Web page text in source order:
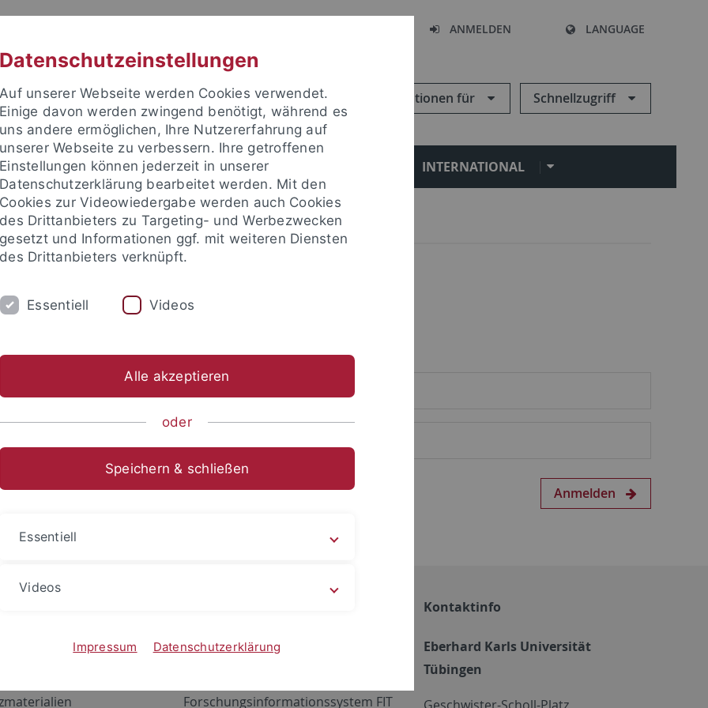
ANMELDEN LANGUAGE
Informationen für Schnellzugriff
FORSCHUNG EINRICHTUNGEN INTERNATIONAL
um sich anzumelden:
Anmelden
Netzwerk
ALMA
Forschungsinformationssystem FIT
Kontaktinfo
Eberhard Karls Universität
Tübingen
Datenschutzeinstellungen
Auf unserer Webseite werden Cookies verwendet.
Einige davon werden zwingend benötigt, während es
uns andere ermöglichen, Ihre Nutzererfahrung auf
unserer Webseite zu verbessern. Ihre getroffenen
Einstellungen können jederzeit in unserer
Datenschutzerklärung bearbeitet werden. Mit den
Cookies zur Videowiedergabe werden auch Cookies
des Drittanbieters zu Targeting- und Werbezwecken
gesetzt und Informationen ggf. mit weiteren Diensten
des Drittanbieters verknüpft.
Essentiell Videos
Alle akzeptieren
oder
Speichern & schließen
Essentiell
Videos
Impressum Datenschutzerklärung